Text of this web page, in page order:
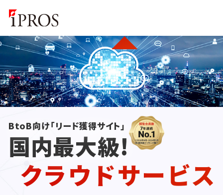
BtoB向け「リード獲得サイト」
国内最大級!
クラウドサービス